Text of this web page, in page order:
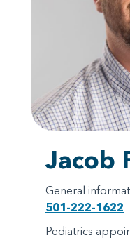
Jacob
General
501-222-1622
Pediatrics